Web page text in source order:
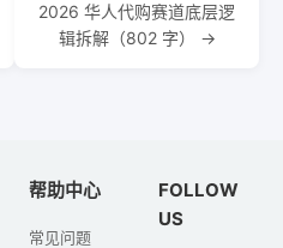
2026 华人代购赛道底层逻
辑拆解（802 字） →
帮助中心
常见问题
FOLLOW
US